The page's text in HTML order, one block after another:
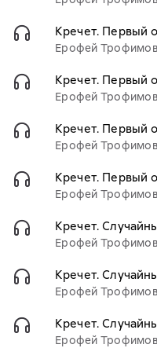
Кречет. Первый
Ерофей Трофимов
Кречет. Первый
Ерофей Трофимов
Кречет. Первый
Ерофей Трофимов
Кречет. Первый
Ерофей Трофимов
Кречет.
Ерофей Трофимов
Кречет.
Ерофей Трофимов
Кречет.
Ерофей Трофимов